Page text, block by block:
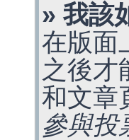
» 我該
在版面
之後才
和文章
參與投